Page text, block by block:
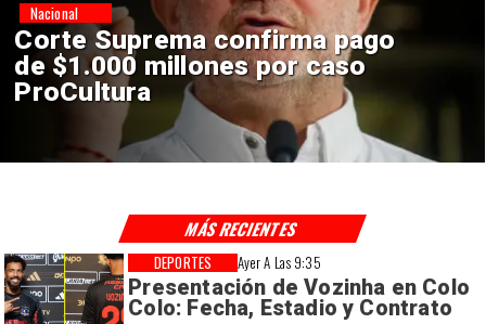
Codelco suspende
construcción de Andes Norte
en El Teniente por riesgos
sísmicos
Nacional
Ayer A Las 9:35
Presentación de Vozinha en Colo
Colo: Fecha, Estadio y Contrato
DEPORTES
MÁS RECIENTES